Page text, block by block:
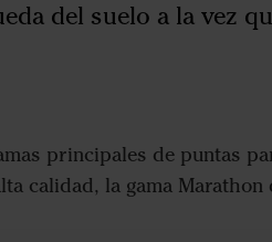
del suelo a la vez
principales de puntas
calidad, la gama